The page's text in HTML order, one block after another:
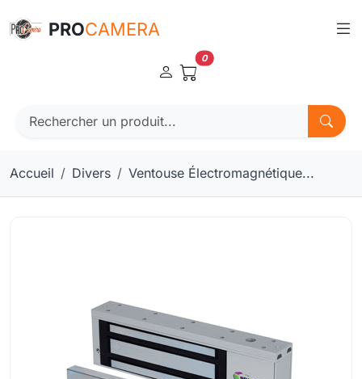
PROCAMERA
0
Accueil Divers Ventouse Électromagnétique...